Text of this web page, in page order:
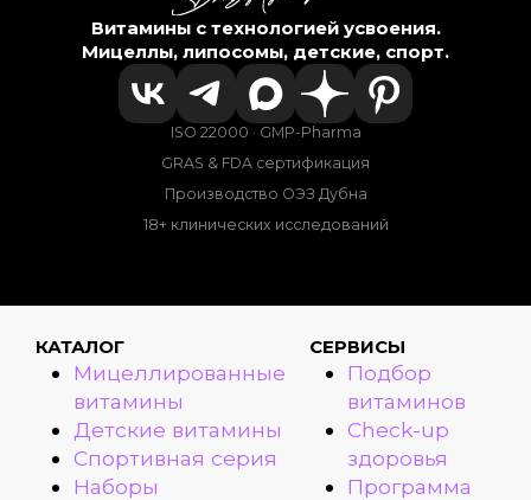
Витамины с технологией усвоения.
Мицеллы, липосомы, детские, спорт.
ISO 22000 · GMP-Pharma
GRAS & FDA сертификация
Производство ОЭЗ Дубна
18+ клинических исследований
КАТАЛОГ
Мицеллированные
витамины
Детские витамины
Спортивная серия
Наборы
СЕРВИСЫ
Подбор
витаминов
Check-up
здоровья
Программа